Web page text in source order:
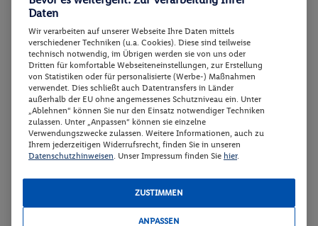
Veranstalters
Buchen
1 KING BED DELUXE PREMIUM
21.01. - 26.01.2027
Ab/ bis München (DE) Flugdetails anzeigen
1 KING BED DELUXE PREMIUM
p.P.
764.-
Gesamt 1528 €
Veranstalter:DERTOUR Deutschland
Daten
Wir verarbeiten auf unserer Webseite Ihre Daten mittels
verschiedener Techniken (u.a. Cookies). Diese sind teilweise
technisch notwendig, im Übrigen werden sie von uns oder
Dritten für komfortable Webseiteneinstellungen, zur Erstellung
von Statistiken oder für personalisierte (Werbe-) Maßnahmen
verwendet. Dies schließt auch Datentransfers in Länder
außerhalb der EU ohne angemessenes Schutzniveau ein. Unter
„Ablehnen“ können Sie nur den Einsatz notwendiger Techniken
zulassen. Unter „Anpassen“ können sie einzelne
Verwendungszwecke zulassen. Weitere Informationen, auch zu
Ihrem jederzeitigen Widerrufsrecht, finden Sie in unseren
Datenschutzhinweisen . Unser Impressum finden Sie hier.
ZUSTIMMEN
ANPASSEN